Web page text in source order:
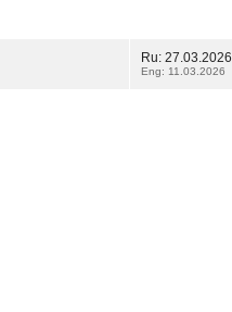
Ru: 27.03.2026
Eng: 11.03.2026